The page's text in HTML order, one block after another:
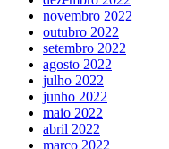
novembro 2022
outubro 2022
setembro 2022
agosto 2022
julho 2022
junho 2022
maio 2022
abril 2022
março 2022